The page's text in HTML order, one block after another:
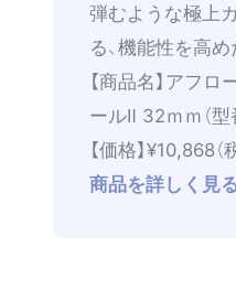
弾むような極上
る、機能性を高
【商品名】アフ
ールⅡ 32ｍｍ（型
【価格】¥10,868（
商品を詳しく見る